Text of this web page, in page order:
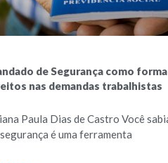
de Segurança como
nas demandas trabalhistas
Paula Dias de Castro Você
é uma ferramenta